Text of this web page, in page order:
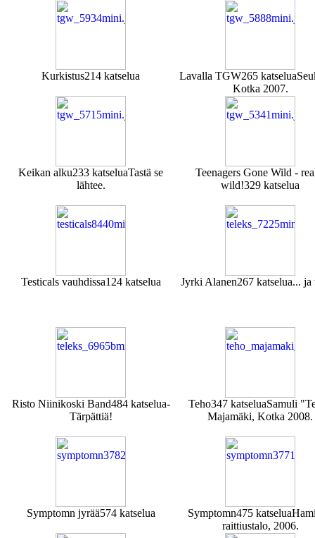
Kurkistus214 katselua Lavalla TGW265 katselua
Kotka 2007.
Keikan alku233 katseluaTastä se
lähtee.
Teenagers Gone Wild -
wild!329 katselua
Testicals vauhdissa124 katselua Jyrki Alanen267 katselua... ja
Risto Niinikoski Band484 katselua-
Tärpättiä!
Teho347 katseluaSamuli
Majamäki, Kotka 2008.
Symptomn jyrää574 katselua Symptomn475 katselua
raittiustalo, 2006.